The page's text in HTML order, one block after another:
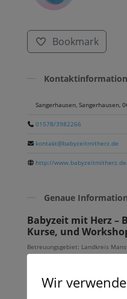
Bookmark
Sangerhausen, Sangerhausen,
01578/3982266
kontakt@babyzeitmitherz.de
http://
Genaue Information
Babyzeit mit Herz –
Kurse, und
Betreuungsgebiet: Landkreis
(Farnstädt, Querfurt),
Wir